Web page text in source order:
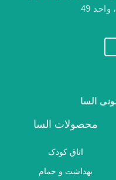
49
السا
محصولات السا
اتاق کودک
بهداشت و حمام